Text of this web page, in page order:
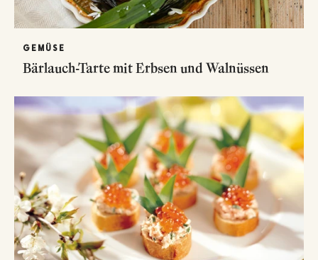
GEMÜSE
Bärlauch-Tarte mit Erbsen und Walnüssen